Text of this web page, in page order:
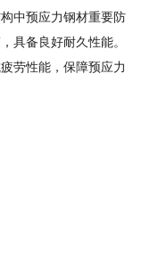
中预应力钢材重要防
具备良好耐久性能。
劳性能，保障预应力